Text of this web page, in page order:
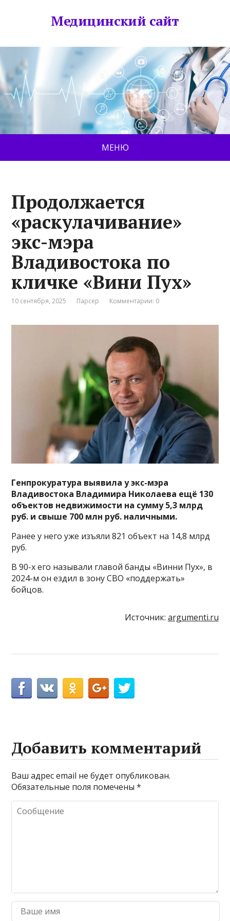
Медицинский сайт
МЕНЮ
Продолжается
«раскулачивание»
экс-мэра
Владивостока по
кличке «Вини Пух»
10 сентября, 2025 Парсер Комментарии: 0
Генпрокуратура выявила у экс-мэра
Владивостока Владимира Николаева ещё 130
объектов недвижимости на сумму 5,3 млрд
руб. и свыше 700 млн руб. наличными.
Ранее у него уже изъяли 821 объект на 14,8 млрд
руб.
В 90-х его называли главой банды «Винни Пух», в
2024-м он ездил в зону СВО «поддержать»
бойцов.
Источник: argumenti.ru
Добавить комментарий
Ваш адрес email не будет опубликован.
Обязательные поля помечены*